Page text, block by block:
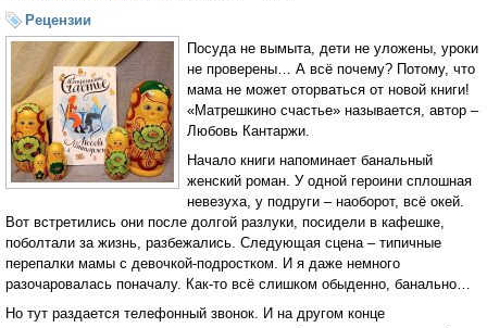
Рецензии
Посуда не вымыта, дети не уложены, уроки
не проверены… А всё почему? Потому, что
мама не может оторваться от новой книги!
«Матрешкино счастье» называется, автор –
Любовь Кантаржи.
Начало книги напоминает банальный
женский роман. У одной героини сплошная
невезуха, у подруги – наоборот, всё окей.
Вот встретились они после долгой разлуки, посидели в кафешке,
поболтали за жизнь, разбежались. Следующая сцена – типичные
перепалки мамы с девочкой-подростком. И я даже немного
разочаровалась поначалу. Как-то всё слишком обыденно, банально…
Но тут раздается телефонный звонок. И на другом конце